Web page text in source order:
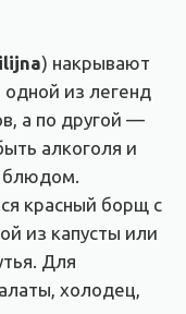
) накрывают
из легенд
а по другой —
алкоголя и
блюдом.
красный борщ с
из капусты или
Для
холодец,